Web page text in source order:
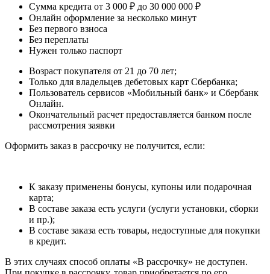
Сумма кредита от 3 000 ₽ до 30 000 000 ₽
Онлайн оформление за несколько минут
Без первого взноса
Без переплаты
Нужен только паспорт
Возраст покупателя от 21 до 70 лет;
Только для владельцев дебетовых карт Сбербанка;
Пользователь сервисов «Мобильный банк» и Сбербанк
Онлайн.
Окончательный расчет предоставляется банком после
рассмотрения заявки
Оформить заказ в рассрочку не получится, если:
К заказу применены бонусы, купоны или подарочная
карта;
В составе заказа есть услуги (услуги установки, сборки
и пр.);
В составе заказа есть товары, недоступные для покупки
в кредит.
В этих случаях способ оплаты «В рассрочку» не доступен.